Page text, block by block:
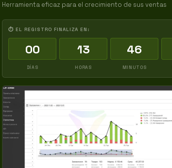
Herramienta eficaz para el crecimiento de sus ventas
⏱ EL REGISTRO FINALIZA EN:
00
DÍAS
13
HORAS
46
MINUTOS